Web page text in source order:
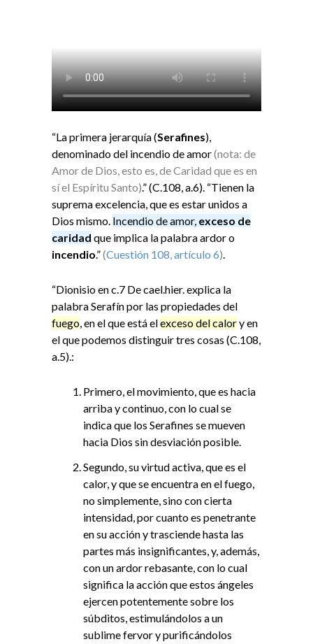
“La primera jerarquía (Serafines),
denominado del incendio de amor(nota: de
Amor de Dios, esto es, de Caridad que es en
sí el Espíritu Santo).” (C.108, a.6). “Tienen la
suprema excelencia, que es estar unidos a
Dios mismo. Incendio de amor, exceso de
caridad que implica la palabra ardor o
incendio.”(Cuestión 108, artículo 6).
“Dionisio en c.7 De cael.hier. explica la
palabra Serafín por las propiedades del
fuego, en el que está elexceso del calory en
el que podemos distinguir tres cosas (C.108,
a.5).:
Primero, el movimiento, que es hacia
arriba y continuo, con lo cual se
indica que los Serafines se mueven
hacia Dios sin desviación posible.
Segundo, su virtud activa, que es el
calor, y que se encuentra en el fuego,
no simplemente, sino con cierta
intensidad, por cuanto es penetrante
en su acción y trasciende hasta las
partes más insignificantes, y, además,
con un ardor rebasante, con lo cual
significa la acción que estos ángeles
ejercen potentemente sobre los
súbditos, estimulándolos a un
sublime fervor y purificándolos